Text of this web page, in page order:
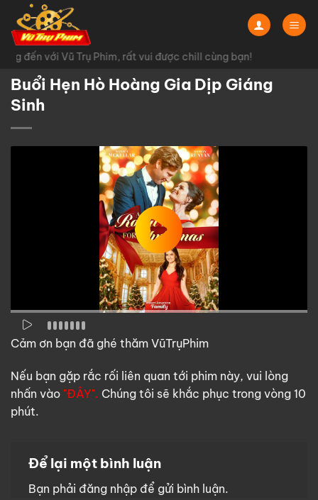
Chuyển
đến
nội
dungđến với Vũ Trụ Phim, rất vui được chill cùng bạn!
Buổi Hẹn Hò Hoàng Gia Dịp Giáng
Sinh
Cảm ơn bạn đã ghé thăm VũTrụPhim
Nếu bạn gặp rắc rối liên quan tới phim này, vui lòng
nhấn vào "ĐÂY". Chúng tôi sẽ khắc phục trong vòng 10
phút.
Để lại một bình luận
Bạn phải đăng nhập để gửi bình luận.